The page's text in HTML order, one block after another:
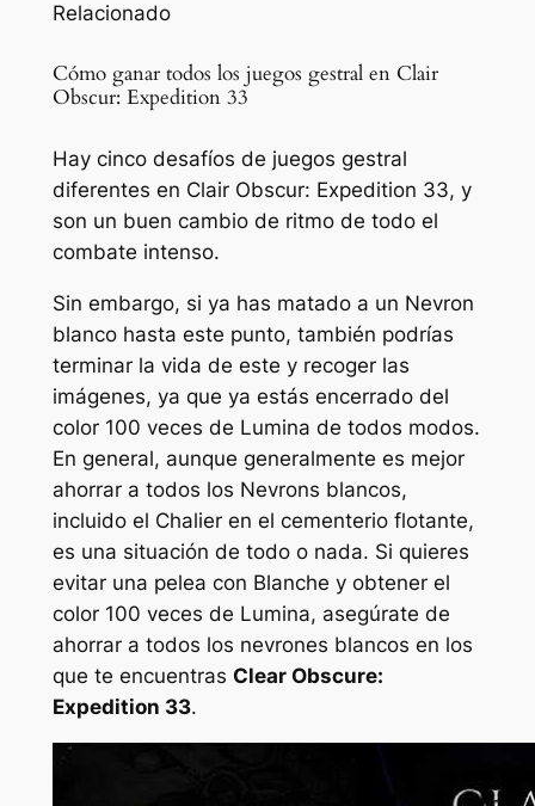
Relacionado
Cómo ganar todos los juegos gestral en Clair
Obscur: Expedition 33
Hay cinco desafíos de juegos gestral
diferentes en Clair Obscur: Expedition 33, y
son un buen cambio de ritmo de todo el
combate intenso.
Sin embargo, si ya has matado a un Nevron
blanco hasta este punto, también podrías
terminar la vida de este y recoger las
imágenes, ya que ya estás encerrado del
color 100 veces de Lumina de todos modos.
En general, aunque generalmente es mejor
ahorrar a todos los Nevrons blancos,
incluido el Chalier en el cementerio flotante,
es una situación de todo o nada. Si quieres
evitar una pelea con Blanche y obtener el
color 100 veces de Lumina, asegúrate de
ahorrar a todos los nevrones blancos en los
que te encuentras Clear Obscure:
Expedition 33.